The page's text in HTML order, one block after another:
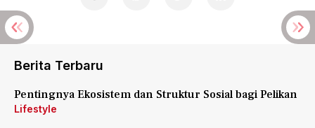
Berita Terbaru
Pentingnya Ekosistem dan Struktur Sosial bagi Pelikan
Lifestyle